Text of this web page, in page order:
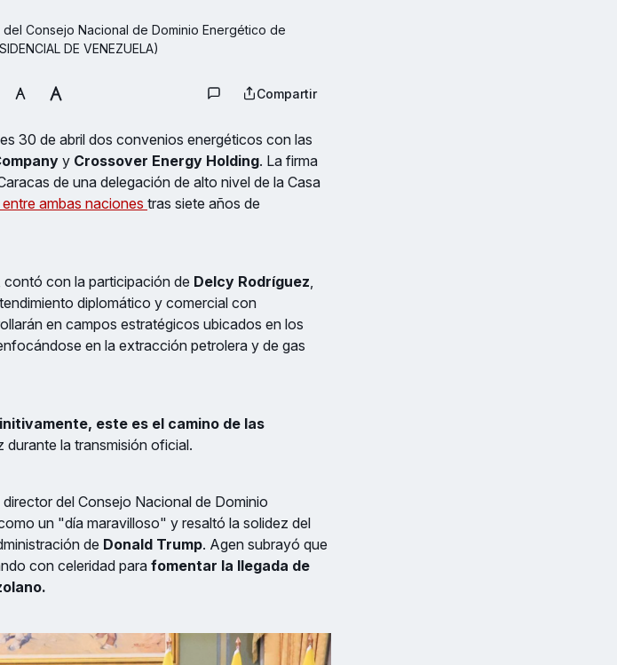
Consejo Nacional de Dominio Energético de
DE VENEZUELA)
Compartir
30 de abril dos convenios energéticos con las
y Crossover Energy Holding. La firma
de una delegación de alto nivel de la Casa
ambas naciones tras siete años de
con la participación de Delcy Rodríguez,
diplomático y comercial con
en campos estratégicos ubicados en los
en la extracción petrolera y de gas
este es el camino de las
durante la transmisión oficial.
del Consejo Nacional de Dominio
un "día maravilloso" y resaltó la solidez del
de Donald Trump. Agen subrayó que
con celeridad para fomentar la llegada de